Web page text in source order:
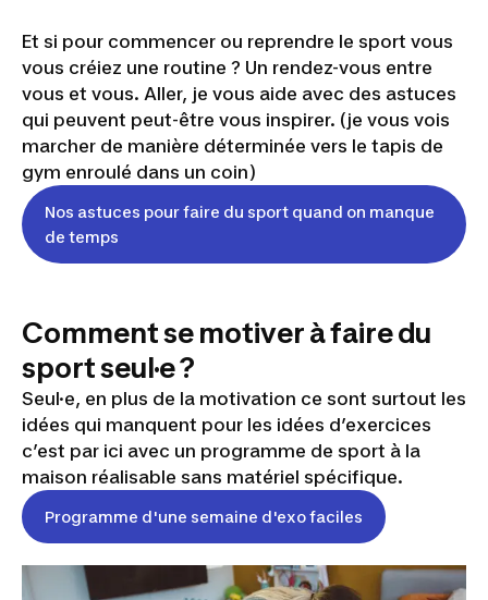
Et si pour commencer ou reprendre le sport vous
vous créiez une routine ? Un rendez-vous entre
vous et vous. Aller, je vous aide avec des astuces
qui peuvent peut-être vous inspirer. (je vous vois
marcher de manière déterminée vers le tapis de
gym enroulé dans un coin)
Nos astuces pour faire du sport quand on manque
de temps
Comment se motiver à faire du
sport seul·e ?
Seul·e, en plus de la motivation ce sont surtout les
idées qui manquent pour les idées d’exercices
c’est par ici avec un programme de sport à la
maison réalisable sans matériel spécifique.
Programme d'une semaine d'exo faciles